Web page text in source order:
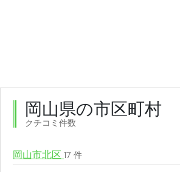
岡山県の市区町村
クチコミ件数
岡山市北区 17 件